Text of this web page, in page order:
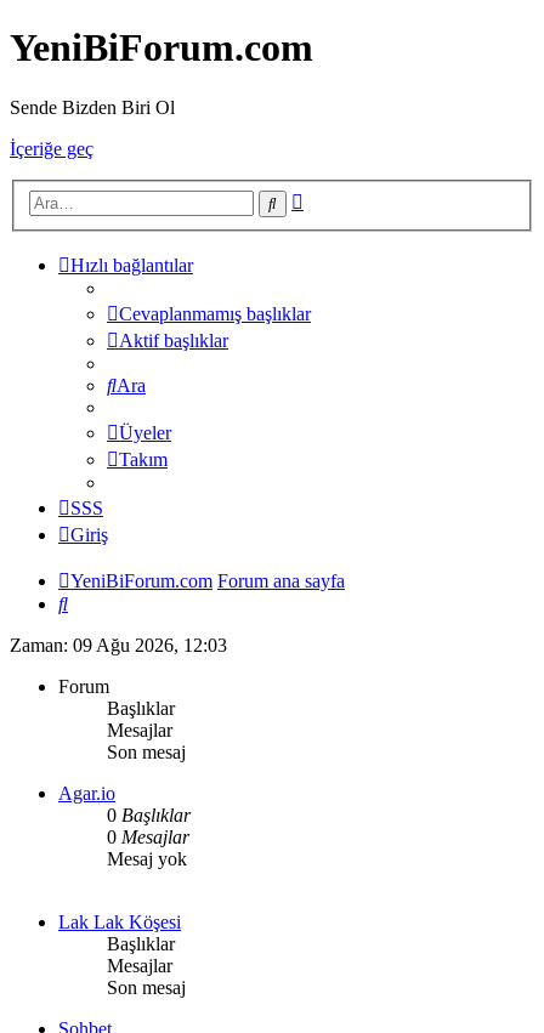
YeniBiForum.com
Sende Bizden Biri Ol
İçeriğe geç
Ara
Hızlı bağlantılar
Cevaplanmamış başlıklar
Aktif başlıklar
Ara
Üyeler
Takım
SSS
Giriş
YeniBiForum.com Forum ana sayfa
Ara
Zaman: 09 Ağu 2026, 12:03
Forum
Başlıklar
Mesajlar
Son mesaj
Agar.io
0 Başlıklar
0 Mesajlar
Mesaj yok
Lak Lak Köşesi
Başlıklar
Mesajlar
Son mesaj